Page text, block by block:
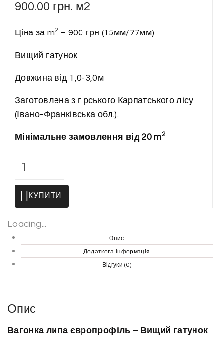
900.00 грн. м2
Ціна за m2 – 900 грн (15мм/77мм)
Вищий гатунок
Довжина від 1,0-3,0м
Заготовлена з гірського Карпатського лісу
(Івано-Франківська обл.).
Мінімальне замовлення від 20 m2
г
к
є
р
КУПИТИ
Loading...
Опис
Додаткова інформація
Відгуки (0)
Опис
Вагонка липа європрофіль – Вищий гатунок